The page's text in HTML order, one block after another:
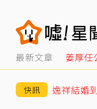
最新文章 姜厚任
快訊 逸祥結婚